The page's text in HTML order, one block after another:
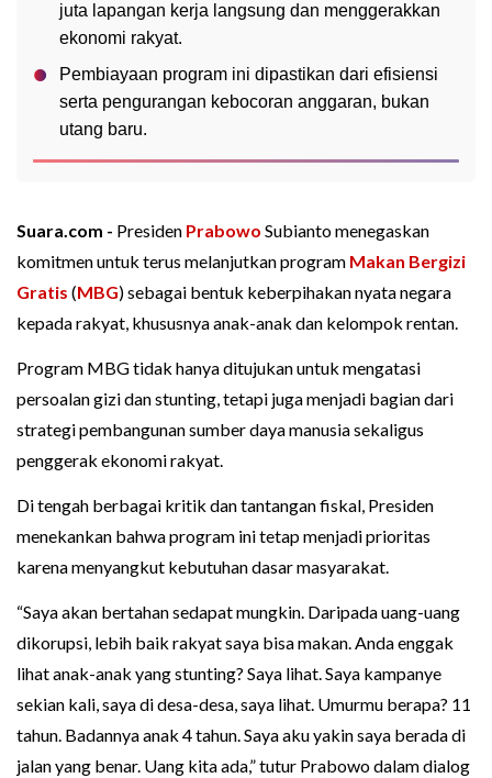
juta lapangan kerja langsung dan menggerakkan
ekonomi rakyat.
Pembiayaan program ini dipastikan dari efisiensi
serta pengurangan kebocoran anggaran, bukan
utang baru.
Suara.com - Presiden Prabowo Subianto menegaskan
komitmen untuk terus melanjutkan program Makan Bergizi
Gratis (MBG) sebagai bentuk keberpihakan nyata negara
kepada rakyat, khususnya anak-anak dan kelompok rentan.
Program MBG tidak hanya ditujukan untuk mengatasi
persoalan gizi dan stunting, tetapi juga menjadi bagian dari
strategi pembangunan sumber daya manusia sekaligus
penggerak ekonomi rakyat.
Di tengah berbagai kritik dan tantangan fiskal, Presiden
menekankan bahwa program ini tetap menjadi prioritas
karena menyangkut kebutuhan dasar masyarakat.
“Saya akan bertahan sedapat mungkin. Daripada uang-uang
dikorupsi, lebih baik rakyat saya bisa makan. Anda enggak
lihat anak-anak yang stunting? Saya lihat. Saya kampanye
sekian kali, saya di desa-desa, saya lihat. Umurmu berapa? 11
tahun. Badannya anak 4 tahun. Saya aku yakin saya berada di
jalan yang benar. Uang kita ada,” tutur Prabowo dalam dialog